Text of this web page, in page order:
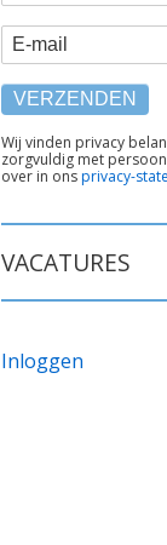
E-mail
TEKST
ONDER
FORMULIER
Wij vinden privacy
zorgvuldig met
over in onsprivacy-
VACATURES
Inloggen